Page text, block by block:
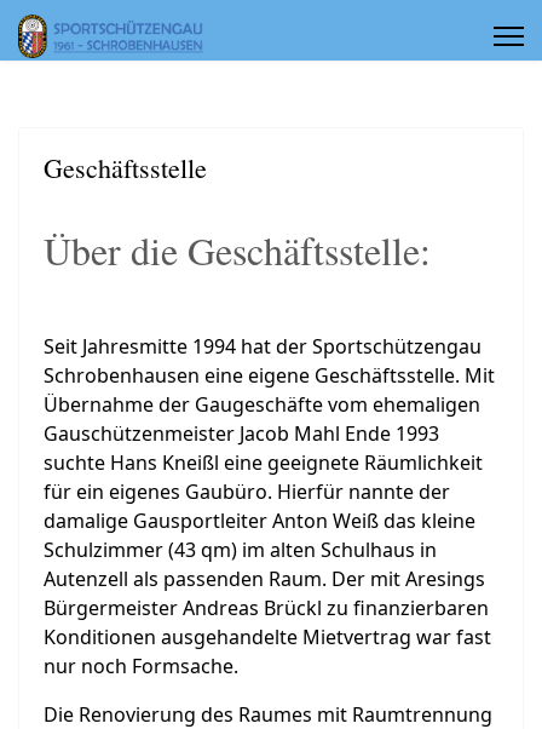
Geschäftsstelle
Über die Geschäftsstelle:
Seit Jahresmitte 1994 hat der Sportschützengau
Schrobenhausen eine eigene Geschäftsstelle. Mit
Übernahme der Gaugeschäfte vom ehemaligen
Gauschützenmeister Jacob Mahl Ende 1993
suchte Hans Kneißl eine geeignete Räumlichkeit
für ein eigenes Gaubüro. Hierfür nannte der
damalige Gausportleiter Anton Weiß das kleine
Schulzimmer (43 qm) im alten Schulhaus in
Autenzell als passenden Raum. Der mit Aresings
Bürgermeister Andreas Brückl zu finanzierbaren
Konditionen ausgehandelte Mietvertrag war fast
nur noch Formsache.
Die Renovierung des Raumes mit Raumtrennung